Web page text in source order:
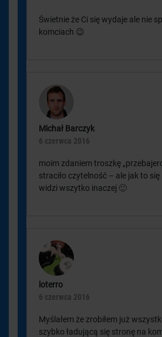
Świetnie że Ci się wydaje ale nie
komciach 😉
Michał Barczyk
6 czerwca 2016
moim zdaniem troszkę
straciło czytelność – ale jak to
widzi wszytko inaczej 🙂
loterro
6 czerwca 2016
Myślałem że zrobiłem już
szybko ładującą się stronę na